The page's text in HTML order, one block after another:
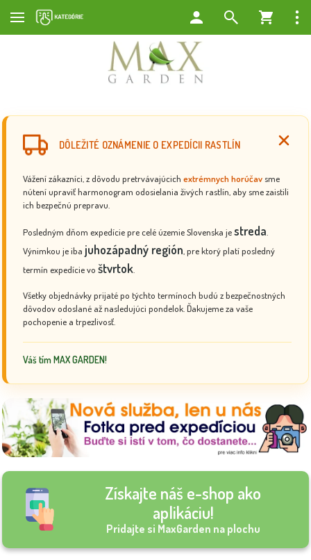
DÔLEŽITÉ OZNÁMENIE O EXPEDÍCII RASTLÍN
Vážení zákazníci, z dôvodu pretrvávajúcich extrémnych horúčav sme
nútení upraviť harmonogram odosielania živých rastlín, aby sme zaistili
ich bezpečnú prepravu.
Posledným dňom expedície pre celé územie Slovenska jestreda
Výnimkou je iba juhozápadný región , pre ktorý platí posledný
termín expedície vo štvrtok
Všetky objednávky prijaté po týchto termínoch budú z bezpečnostných
dôvodov odoslané až nasledujúci pondelok. Ďakujeme za vaše
pochopenie a trpezlivosť.
Váš tím MAX GARDEN!
Získajte náš e-shop ako
aplikáciu!
Pridajte si MaxGarden na plochu